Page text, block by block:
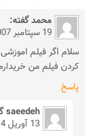
محمدگفته:
19 سپتامبر 2007 @
سلام اگر فیلم
کردن فیلم من
پاسخ
saeedeh
13 آوریل 2014 @